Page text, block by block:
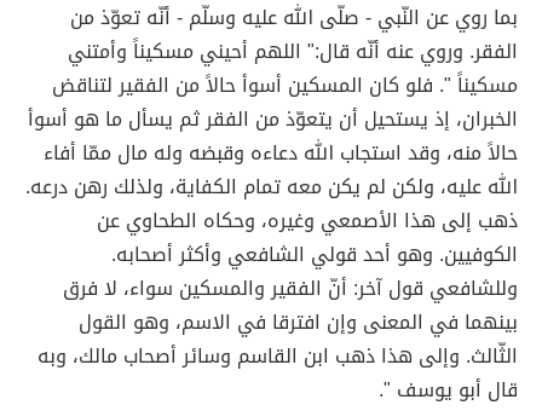
بما روي عن النّبي - صلّى الله عليه وسلّم - أنّه تعوّذ من
الفقر. وروي عنه أنّه قال:" اللهم أحيني مسكيناً وأمتني
مسكيناً ". فلو كان المسكين أسوأ حالاً من الفقير لتناقض
الخبران، إذ يستحيل أن يتعوّذ من الفقر ثم يسأل ما هو أسوأ
حالاً منه، وقد استجاب الله دعاءه وقبضه وله مال ممّا أفاء
الله عليه، ولكن لم يكن معه تمام الكفاية، ولذلك رهن درعه.
ذهب إلى هذا الأصمعي وغيره، وحكاه الطحاوي عن
الكوفيين. وهو أحد قولي الشافعي وأكثر أصحابه.
وللشافعي قول آخر: أنّ الفقير والمسكين سواء، لا فرق
بينهما في المعنى وإن افترقا في الاسم، وهو القول
الثّالث. وإلى هذا ذهب ابن القاسم وسائر أصحاب مالك، وبه
قال أبو يوسف ".